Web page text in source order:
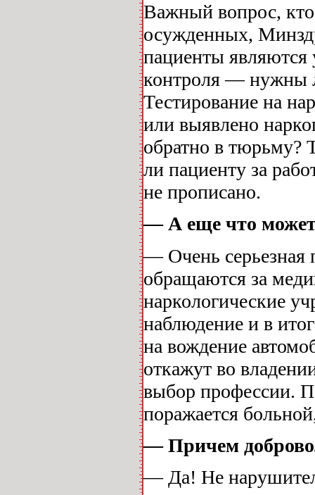
Важный вопрос, кто
осужденных,
пациенты являются
контроля — нужны
Тестирование на
или выявлено
обратно в тюрьму?
ли пациенту за
не прописано.
— А еще что
— Очень серьезная
обращаются за
наркологические
наблюдение и в
на вождение
откажут во
выбор профессии.
поражается
— Причем
— Да! Не